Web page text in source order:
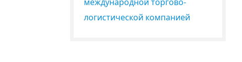
логистической компанией